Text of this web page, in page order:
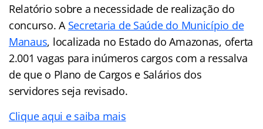
Relatório sobre a necessidade de realização do
concurso. A Secretaria de Saúde do Município de
Manaus, localizada no Estado do Amazonas, oferta
2.001 vagas para inúmeros cargos com a ressalva
de que o Plano de Cargos e Salários dos
servidores seja revisado.
Clique aqui e saiba mais